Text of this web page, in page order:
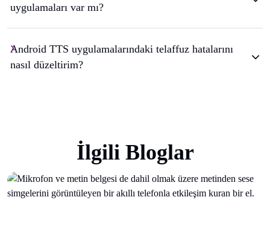
uygulamaları var mı?
Android TTS uygulamalarındaki telaffuz hatalarını
nasıl düzeltirim?
İlgili Bloglar